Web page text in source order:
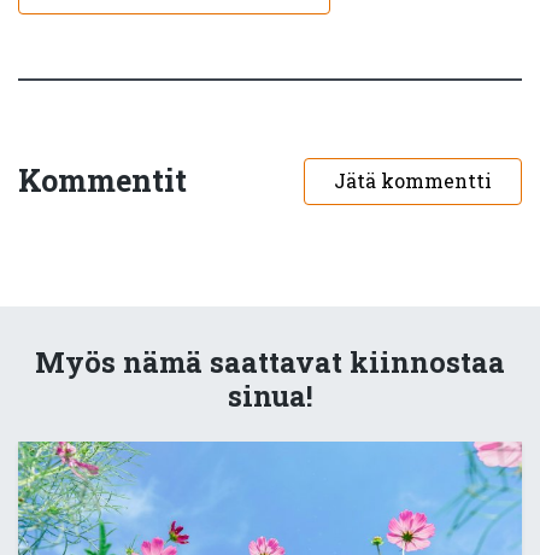
Kommentit Jätä kommentti
Myös nämä saattavat kiinnostaa
sinua!